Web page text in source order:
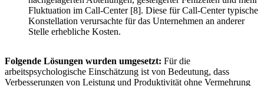
Fluktuation im Call-Center [8]. Diese für Call-Center typische
Konstellation verursachte für das Unternehmen an anderer
Stelle erhebliche Kosten.
Folgende Lösungen wurden umgesetzt: Für die
arbeitspsychologische Einschätzung ist von Bedeutung, dass
Verbesserungen von Leistung und Produktivität ohne Vermehrung